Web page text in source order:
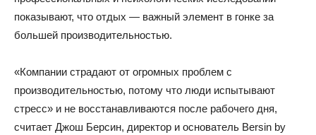
показывают, что отдых — важный элемент в гонке за
большей производительностью.
«Компании страдают от огромных проблем с
производительностью, потому что люди испытывают
стресс» и не восстанавливаются после рабочего дня,
считает Джош Берсин, директор и основатель Bersin by